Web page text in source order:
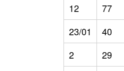
12
77
23/01
40
2
29